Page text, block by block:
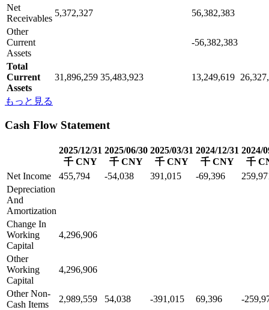
Net
Receivables
5,372,327
56,382,383
Other
Current
Assets
-56,382,383
Total
Current
Assets
31,896,259 35,483,923 13,249,619
もっと見る
Cash Flow Statement
2025/12/31
千 CNY
2025/06/30
千 CNY
2025/03/31
千 CNY
2024/12/31
千 CNY
2024/
千
Net Income
455,794 -54,038 391,015 -69,396
Depreciation
And
Amortization
Change In
Working
Capital
4,296,906
Other
Working
Capital
4,296,906
Other Non-
Cash Items
2,989,559 54,038 -391,015 69,396
-